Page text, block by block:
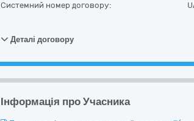
Системний номер договору:
Деталі договору
Інформація про Учасника